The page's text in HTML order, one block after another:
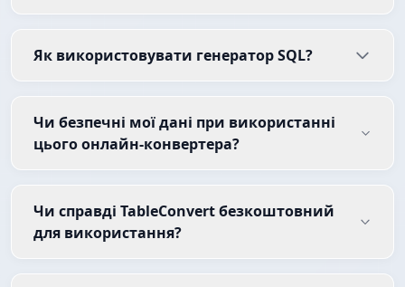
Як використовувати генератор SQL?
Чи безпечні мої дані при використанні
цього онлайн-конвертера?
Чи справді TableConvert безкоштовний
для використання?